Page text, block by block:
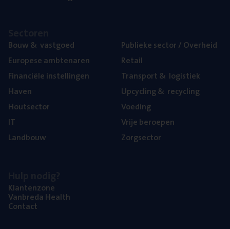
Bouw& vastgoed
Euro­pe­se ambtenaren
Finan­ci­ë­le instellingen
Haven
Hout­sec­tor
IT
Land­bouw
Publie­ke sec­tor / Overheid
Retail
Trans­port& logistiek
Upcy­cling& recycling
Voe­ding
Vrije beroe­pen
Zorg­sec­tor
Klan­ten­zo­ne
Van­b­re­da Health
Con­tact